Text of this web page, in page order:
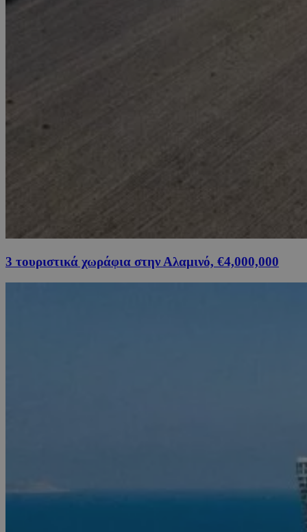
3 τουριστικά χωράφια στην Αλαμινό, €4,000,000